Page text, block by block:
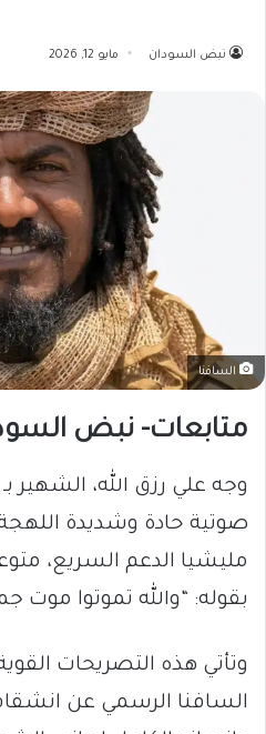
نبض السودان مايو 12, 2026
السافنا
متابعات- نبض
​وجه علي رزق الله، الشهير
صوتية حادة وشديدة
مليشيا الدعم السريع،
بقوله: “والله تموتوا موت
وتأتي هذه التصريحات
السافنا الرسمي عن